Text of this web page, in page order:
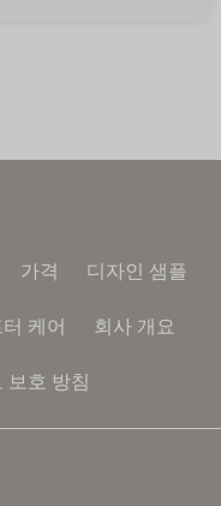
가격 디자인 샘플
케어 회사 개요
보호 방침